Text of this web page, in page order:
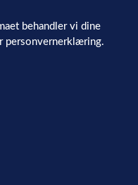
behandler vi dine
personvernerklæring.